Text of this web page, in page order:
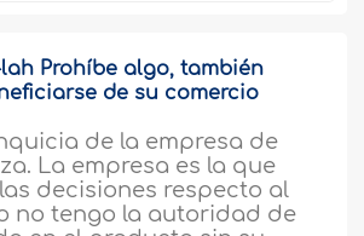
Prohíbe algo, también
de su comercio
de la empresa de
La empresa es la que
decisiones respecto al
no tengo la autoridad de